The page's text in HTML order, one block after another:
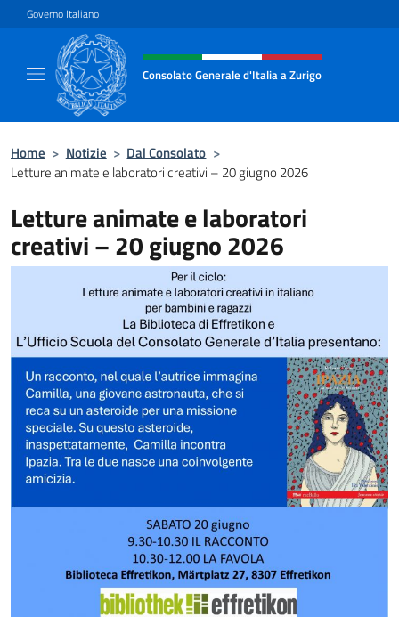
Salta al contenuto
Governo Italiano
Intestazione sito, social e menù
Consolato Generale d'Italia a Zurigo
Home > Notizie > Dal Consolato >
Letture animate e laboratori creativi – 20 giugno 2026
Letture animate e laboratori
creativi – 20 giugno 2026